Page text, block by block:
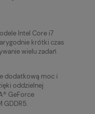
Intel Core i7
krótki czas
wielu zadań
dodatkową moc i
oddzielnej
GeForce
GDDR5.